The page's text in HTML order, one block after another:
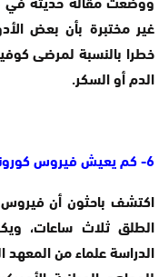
غير مختبرة بأن بعض
الدم أو السكر.
6- كم يعيش فيروس كورونا في الهواء؟
اكتشف باحثون أن فيروس
الطلق ثلاث ساعات،
الدراسة علماء من المعهد